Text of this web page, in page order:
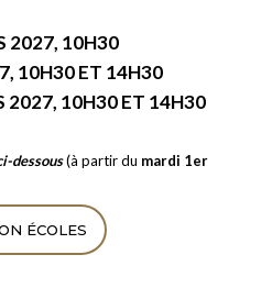
2027, 10H30
10H30 ET 14H30
2027, 10H30 ET 14H30
dessous(à partir du mardi 1er
ÉCOLES